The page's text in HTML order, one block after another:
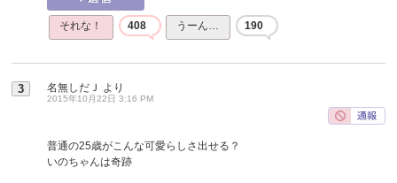
それな！ 408 うーん… 190
3 名無しだＪ より
2015年10月22日 3:16 PM
普通の25歳がこんな可愛らしさ出せる？
いのちゃんは奇跡